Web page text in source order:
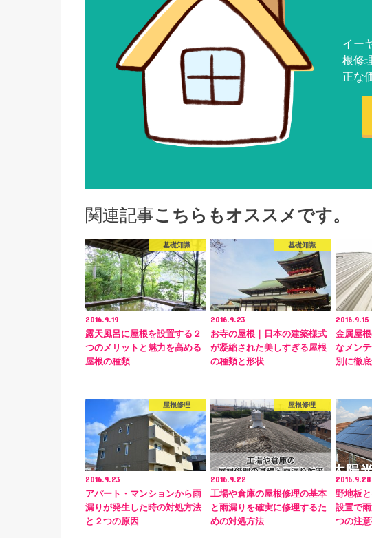
イー
根修
正な
関連記事こちらもオススメです。
基礎知識
2016.9.19
露天風呂に屋根を設置する２
つのメリットと魅力を高める
屋根の種類
基礎知識
2016.9.23
お寺の屋根｜日本の建築様式
が凝縮された美しすぎる屋根
の種類と形状
2016.9.15
金属屋
なメン
別に徹
屋根修理
2016.9.23
アパート・マンションから雨
漏りが発生した時の対処方法
と２つの原因
屋根修理
2016.9.22
工場や倉庫の屋根修理の基本
と雨漏りを確実に修理するた
めの対処方法
2016.9.28
野地板
設置で
つの注